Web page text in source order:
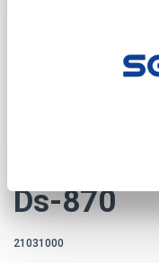
Ds-870
21031000